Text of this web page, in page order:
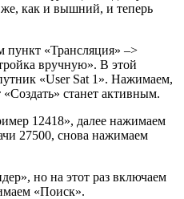
как и вышний, и теперь
«Трансляция» –>
вручную». В этой
«User Sat 1». Нажимаем,
станет активным.
12418», далее нажимаем
27500, снова нажимаем
но на этот раз включаем
«Поиск».